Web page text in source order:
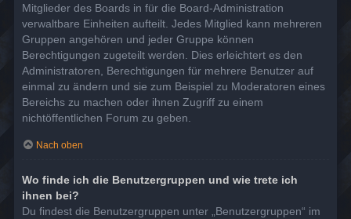
Mitglieder des Boards in für die Board-Administration
verwaltbare Einheiten aufteilt. Jedes Mitglied kann mehreren
Gruppen angehören und jeder Gruppe können
Berechtigungen zugeteilt werden. Dies erleichtert es den
Administratoren, Berechtigungen für mehrere Benutzer auf
einmal zu ändern und sie zum Beispiel zu Moderatoren eines
Bereichs zu machen oder ihnen Zugriff zu einem
nichtöffentlichen Forum zu geben.
Nach oben
Wo finde ich die Benutzergruppen und wie trete ich
ihnen bei?
Du findest die Benutzergruppen unter „Benutzergruppen“ im